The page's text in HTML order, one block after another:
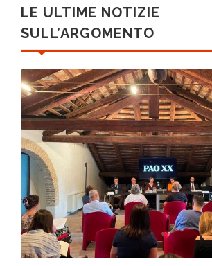
LE ULTIME NOTIZIE
SULL’ARGOMENTO